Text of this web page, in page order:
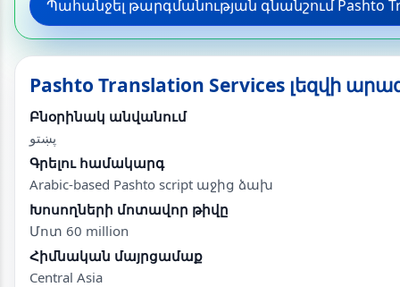
Պահանջել թարգմանության գնանշում Pashto
Pashto Translation Services լեզվի
Բնօրինակ անվանում
پښتو
Գրելու համակարգ
Arabic-based Pashto script աջից ձախ
Խոսողների մոտավոր թիվը
Մոտ 60 million
Հիմնական մայրցամաք
Central Asia